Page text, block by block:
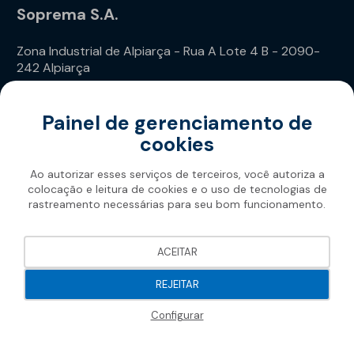
Filtrar / Classificar
Soprema S.A.
Zona Industrial de Alpiarça - Rua A Lote 4 B - 2090-
242 Alpiarça
Soprema 2026
Painel de gerenciamento de
cookies
Ao autorizar esses serviços de terceiros, você autoriza a
colocação e leitura de cookies e o uso de tecnologias de
rastreamento necessárias para seu bom funcionamento.
REJEITAR
Configurar
ACEITAR